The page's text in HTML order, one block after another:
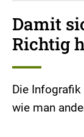
Damit
Richtig
Die Infografik
wie man